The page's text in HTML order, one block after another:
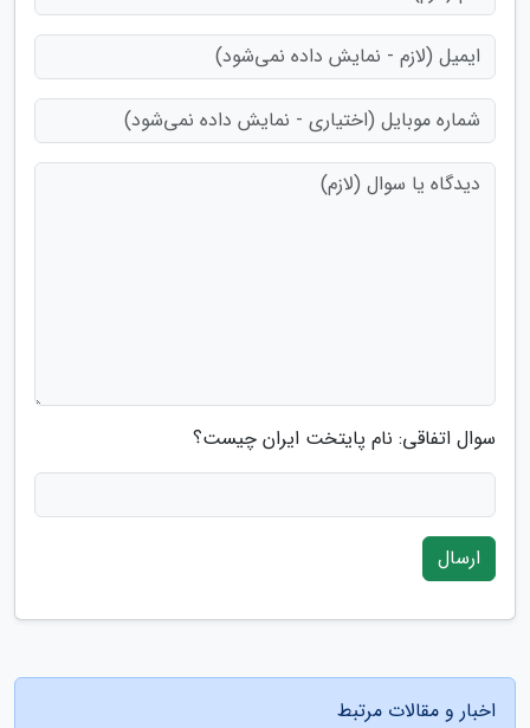
سوال اتفاقی: نام پایتخت ایران چیست؟
ارسال
اخبار و مقالات مرتبط